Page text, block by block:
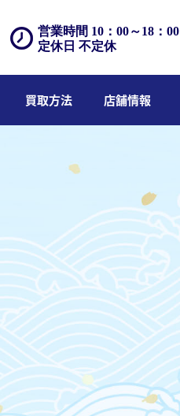
営業時間 10：00～18：00
定休日 不定休
買取方法 店舗情報